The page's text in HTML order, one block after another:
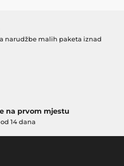
narudžbe malih paketa iznad
na prvom mjestu
14 dana